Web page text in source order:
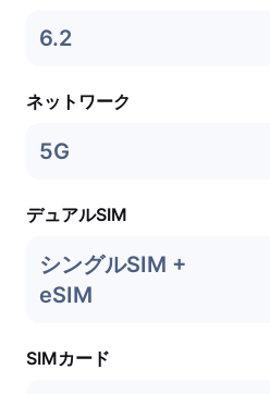
6.2
ネットワーク
5G
デュアルSIM
シングルSIM +
eSIM
SIMカード